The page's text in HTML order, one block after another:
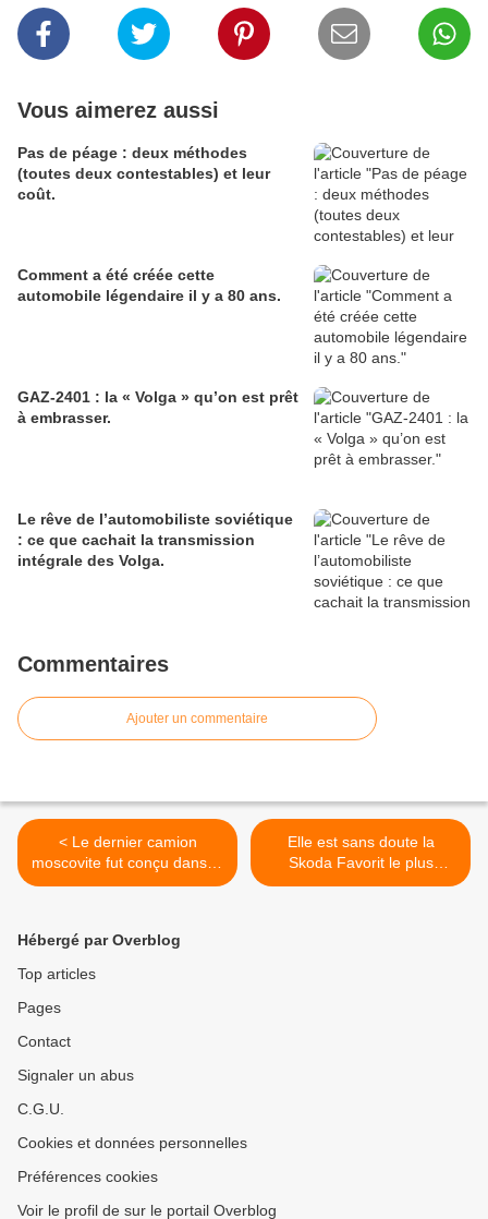
Vous aimerez aussi
Pas de péage : deux méthodes
(toutes deux contestables) et leur
coût.
Comment a été créée cette
automobile légendaire il y a 80 ans.
GAZ-2401 : la « Volga » qu’on est prêt
à embrasser.
Le rêve de l’automobiliste soviétique
: ce que cachait la transmission
intégrale des Volga.
Commentaires
Ajouter un commentaire
< Le dernier camion
moscovite fut conçu dans la
précipitation.
Elle est sans doute la
Skoda Favorit le plus
affûtée de Slovaquie. >
Hébergé par Overblog
Top articles
Pages
Contact
Signaler un abus
C.G.U.
Cookies et données personnelles
Préférences cookies
Voir le profil de sur le portail Overblog